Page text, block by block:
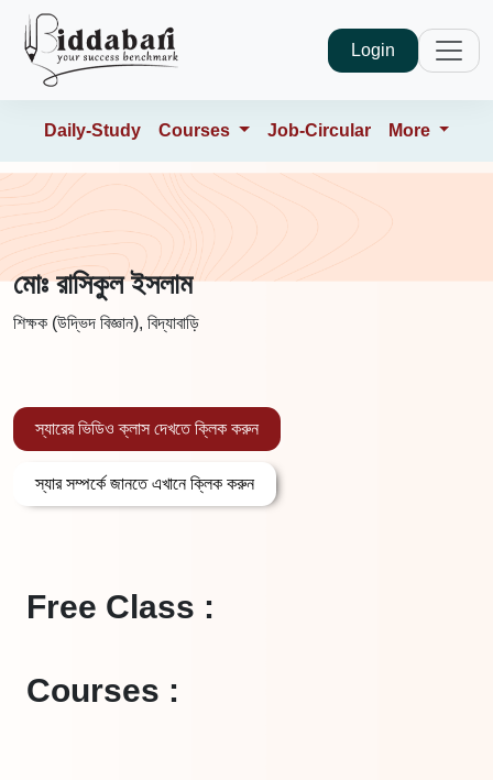
Login
Daily-Study Courses Job-Circular More
মোঃ রাসিকুল ইসলাম
শিক্ষক (উদ্ভিদ বিজ্ঞান), বিদ্যাবাড়ি
স্যারের ভিডিও ক্লাস দেখতে ক্লিক করুন
স্যার সম্পর্কে জানতে এখানে ক্লিক করুন
Free Class :
Courses :